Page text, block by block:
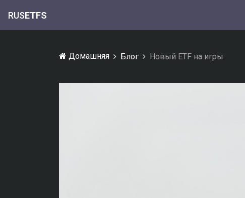
RUSETFS
Домашняя Блог Новый ETF на игры